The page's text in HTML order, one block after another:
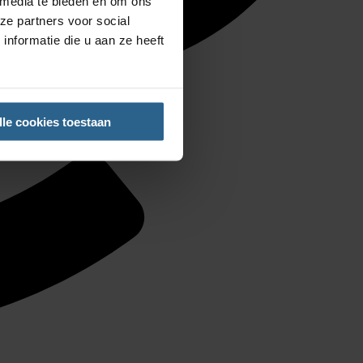
partners voor social
die u aan ze heeft
cookies toestaan